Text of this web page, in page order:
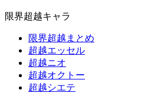
限界超越キャラ
限界超越まとめ
超越エッセル
超越ニオ
超越オクトー
超越シエテ